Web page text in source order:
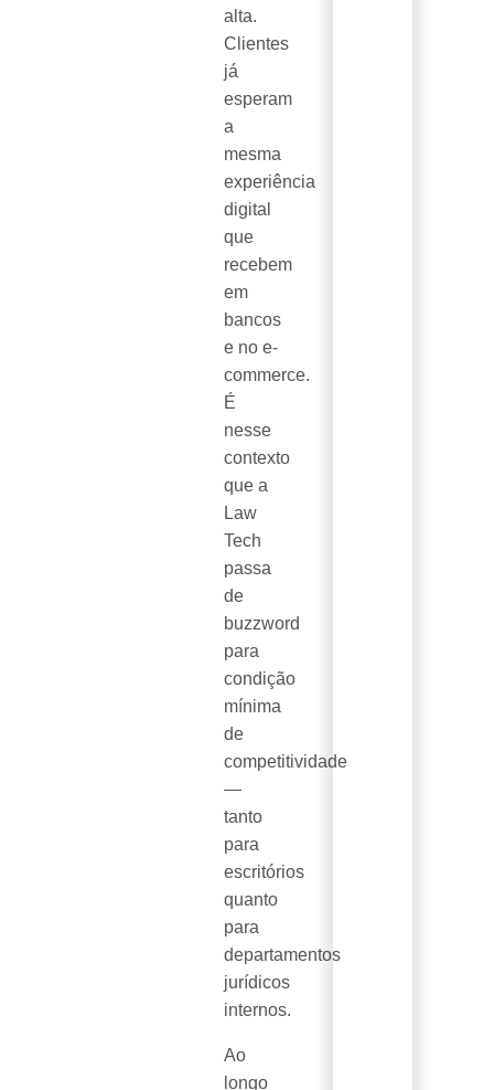
alta.
Clientes
já
esperam
a
mesma
experiência
digital
que
recebem
em
bancos
e no e-
commerce.
É
nesse
contexto
que a
Law
Tech
passa
de
buzzword
para
condição
mínima
de
competitividade
—
tanto
para
escritórios
quanto
para
departamentos
jurídicos
internos.
Ao
longo